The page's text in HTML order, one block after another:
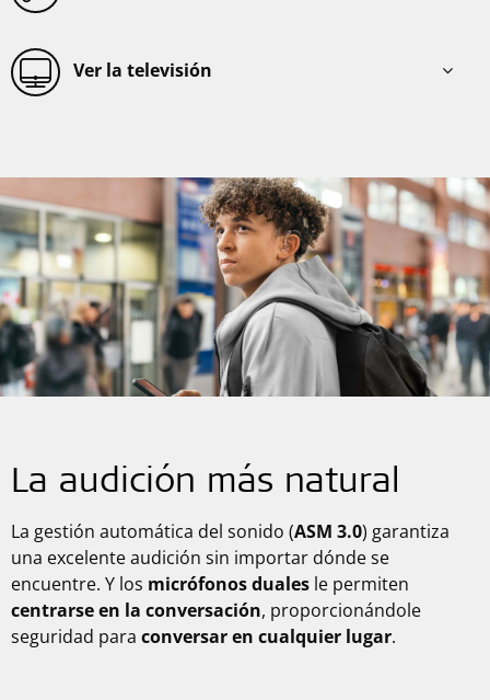
Ver la televisión
La audición más natural
La gestión automática del sonido (ASM 3.0) garantiza
una excelente audición sin importar dónde se
encuentre. Y los micrófonos duales le permiten
centrarse en la conversación, proporcionándole
seguridad para conversar en cualquier lugar.